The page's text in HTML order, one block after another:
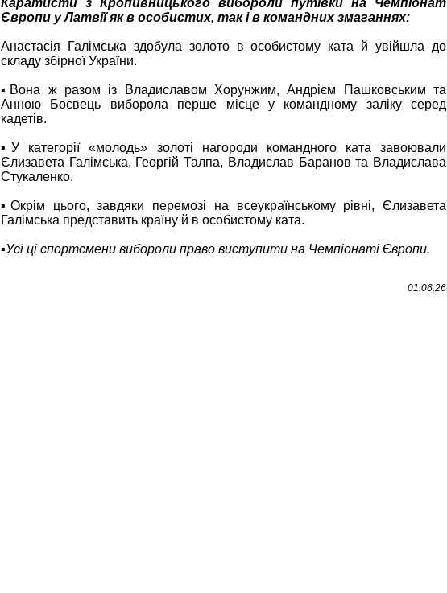
Каратисти з Кропивницького вибороли путівки на Чемпіонат
Європи у Латвії як в особистих, так і в командних змаганнях:
Анастасія Галімська здобула золото в особистому ката й увійшла до
складу збірної України.
▪️Вона ж разом із Владиславом Хорунжим, Андрієм Пашковським та
Анною Боєвець виборола перше місце у командному заліку серед
кадетів.
▪️У категорії «молодь» золоті нагороди командного ката завоювали
Єлизавета Галімська, Георгій Талпа, Владислав Баранов та Владислава
Стукаленко.
▪️Окрім цього, завдяки перемозі на всеукраїнському рівні, Єлизавета
Галімська представить країну й в особистому ката.
▪️Усі ці спортсмени вибороли право виступити на Чемпіонаті Європи.
01.06.26